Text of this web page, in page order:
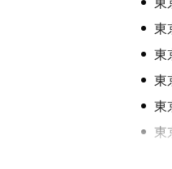
東
東
東
東
東
東